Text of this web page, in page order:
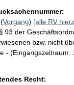
(Vorgang) [alle RV
93 der
bzw. nicht
- (Eingangszeitraum:
Recht: